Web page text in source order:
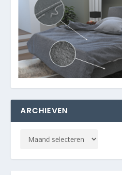
ARCHIEVEN